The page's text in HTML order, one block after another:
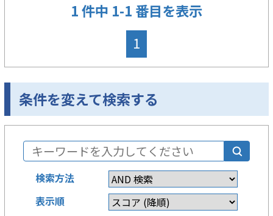
1 件中 1-1 番目を表示
1
条件を変えて検索する
検索方法
表示順